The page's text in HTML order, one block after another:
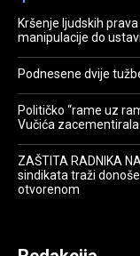
Kršenje ljudskih
manipulacije do
Podnesene dvije
Političko “rame uz
Vučića
ZAŠTITA RADNIKA
sindikata traži
otvorenom